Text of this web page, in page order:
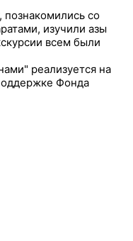
познакомились со
изучили азы
всем были
реализуется на
Фонда